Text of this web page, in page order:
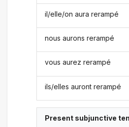
il/elle/on aura rerampé
nous aurons rerampé
vous aurez rerampé
ils/elles auront rerampé
Present subjunctive